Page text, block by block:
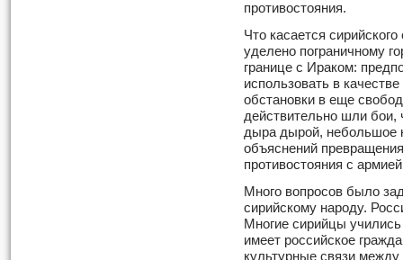
противостояния.
Что касается
уделено пограничному
границе с Ираком:
использовать в
обстановки в еще
действительно шли бои,
дыра дырой, небольшое
объяснений
противостояния с
Много вопросов было
сирийскому народу.
Многие сирийцы
имеет российское
культурные связи